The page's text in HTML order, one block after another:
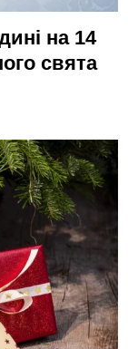
на 14
свята